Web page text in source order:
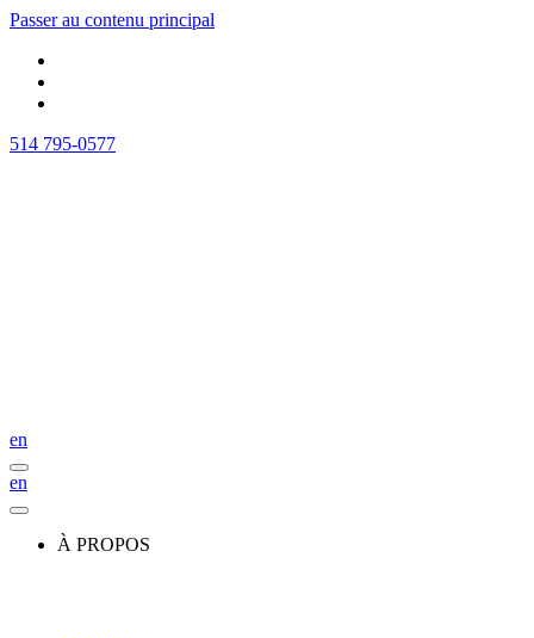
Passer au contenu principal
514 795-0577
en
en
À PROPOS